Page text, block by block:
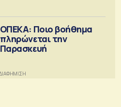
ΟΠΕΚΑ: Ποιο βοήθημα
πληρώνεται την
Παρασκευή